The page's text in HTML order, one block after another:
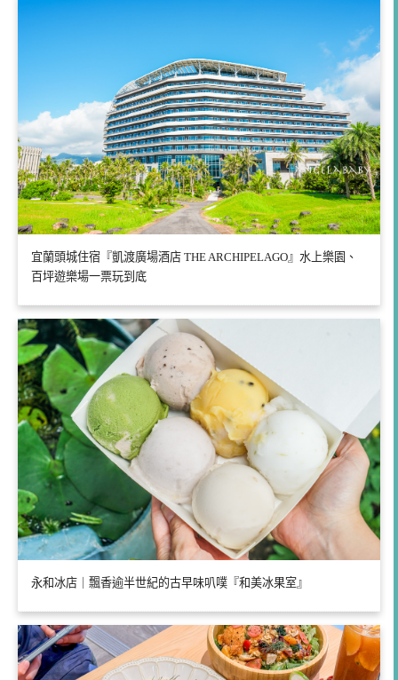
宜蘭頭城住宿『凱渡廣場酒店 THE ARCHIPELAGO』水上樂園、
百坪遊樂場一票玩到底
永和冰店｜飄香逾半世紀的古早味叭噗『和美冰果室』